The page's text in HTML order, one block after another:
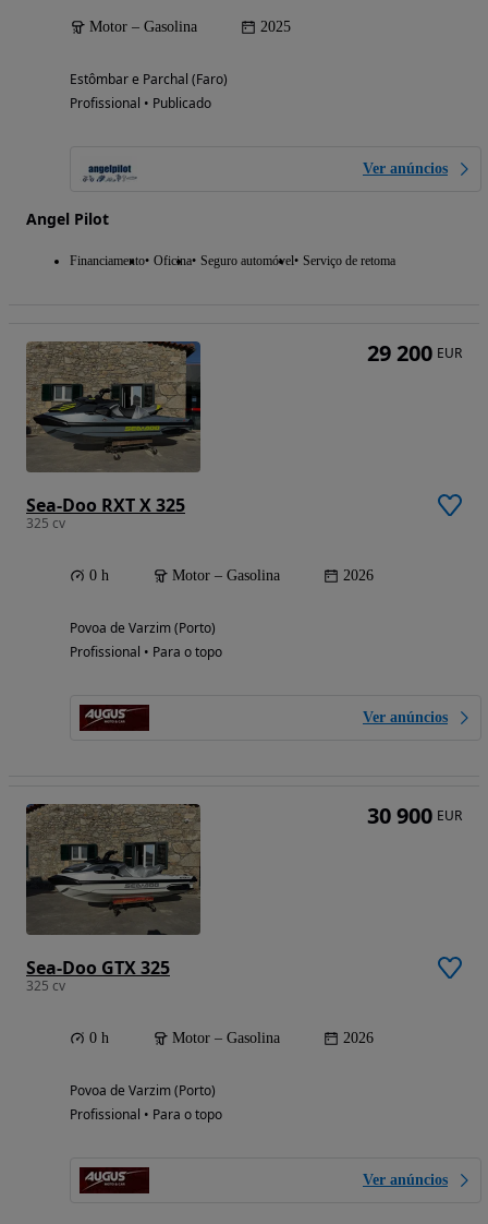
Motor – Gasolina 2025
Estômbar e Parchal (Faro)
Profissional • Publicado
Ver anúncios
Angel Pilot
Financiamento Oficina Seguro automóvel Serviço de retoma
Sea-Doo RXT X 325
325 cv
0 h Motor – Gasolina 2026
Povoa de Varzim (Porto)
Profissional • Para o topo
Ver anúncios
29 200 EUR
Sea-Doo GTX 325
325 cv
0 h Motor – Gasolina 2026
Povoa de Varzim (Porto)
Profissional • Para o topo
Ver anúncios
30 900 EUR